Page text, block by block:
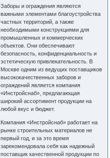
Заборы и ограждения являются
важными элементами благоустройства
частных территорий, а также
необходимыми конструкциями для
промышленных и коммерческих
объектов. Они обеспечивают
безопасность, конфиденциальность и
эстетическую привлекательность. В
Москве одним из ведущих поставщиков
высококачественных заборов и
ограждений является компания
«Инстройснаб», предлагающая
широкий ассортимент продукции на
любой вкус и бюджет.
Компания «Инстройснаб» работает на
рынке строительных материалов не
первый год, и за это время
зарекомендовала себя как надежный
поставщик качественной продукции по